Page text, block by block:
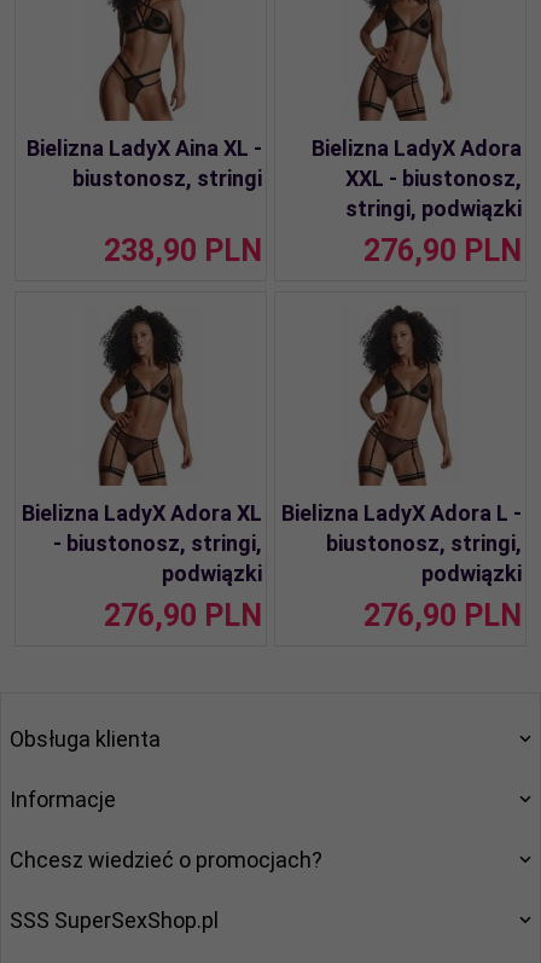
Bielizna LadyX Aina XL -
biustonosz, stringi
238,90 PLN
Bielizna LadyX Adora
XXL - biustonosz,
stringi, podwiązki
276,90 PLN
Bielizna LadyX Adora XL
- biustonosz, stringi,
podwiązki
276,90 PLN
Bielizna LadyX Adora L -
biustonosz, stringi,
podwiązki
276,90 PLN
Obsługa klienta
Informacje
Chcesz wiedzieć o promocjach?
SSS SuperSexShop.pl